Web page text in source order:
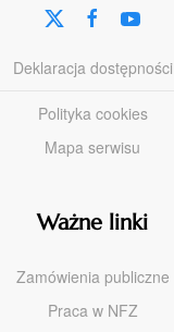
Deklaracja dostępności
Polityka cookies
Mapa serwisu
Ważne linki
Zamówienia publiczne
Praca w NFZ